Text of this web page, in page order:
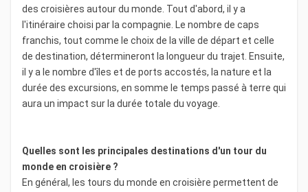
des croisières autour du monde. Tout d'abord, il y a
l'itinéraire choisi par la compagnie. Le nombre de caps
franchis, tout comme le choix de la ville de départ et celle
de destination, détermineront la longueur du trajet. Ensuite,
il y a le nombre d'îles et de ports accostés, la nature et la
durée des excursions, en somme le temps passé à terre qui
aura un impact sur la durée totale du voyage.
Quelles sont les principales destinations d'un tour du
monde en croisière ?
En général, les tours du monde en croisière permettent de